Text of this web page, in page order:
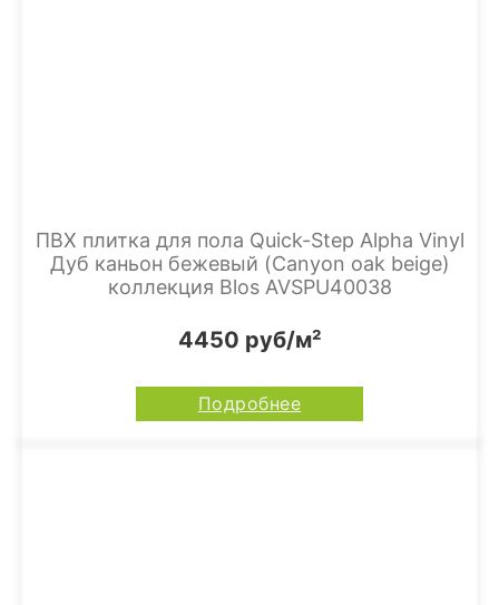
ПВХ плитка для пола Quick-Step Alpha Vinyl
Дуб каньон бежевый (Canyon oak beige)
коллекция Blos AVSPU40038
4450 руб/м²
Подробнее